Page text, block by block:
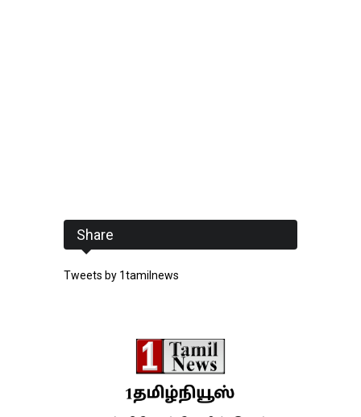
Share
Tweets by 1tamilnews